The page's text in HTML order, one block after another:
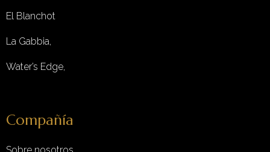
El Blanchot
La Gabbia,
Water’s Edge,
Compañía